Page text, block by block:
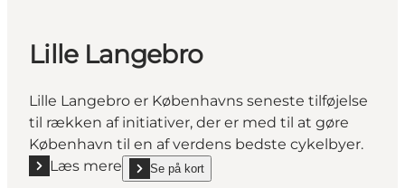
Lille Langebro
Lille Langebro er Københavns seneste tilføjelse
til rækken af initiativer, der er med til at gøre
København til en af verdens bedste cykelbyer.
Læs mere
Læs mere "Lille Langebro"
Se på kort
show Lille Langebro on_map